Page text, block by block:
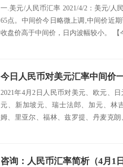
一.美元/人民币汇率 2021/4/2：美元/人
65点。中间价今日略微上调,中间价近
收盘价高于中间价，日内波幅较小。 【
今日人民币对美元汇率中间价
2021年4月2日人民币对美元、欧元、
元、新加坡元、瑞士法郎、加元、林
姆、里亚尔、福林、兹罗提、丹麦克
咨询：人民币汇率简析（4月1